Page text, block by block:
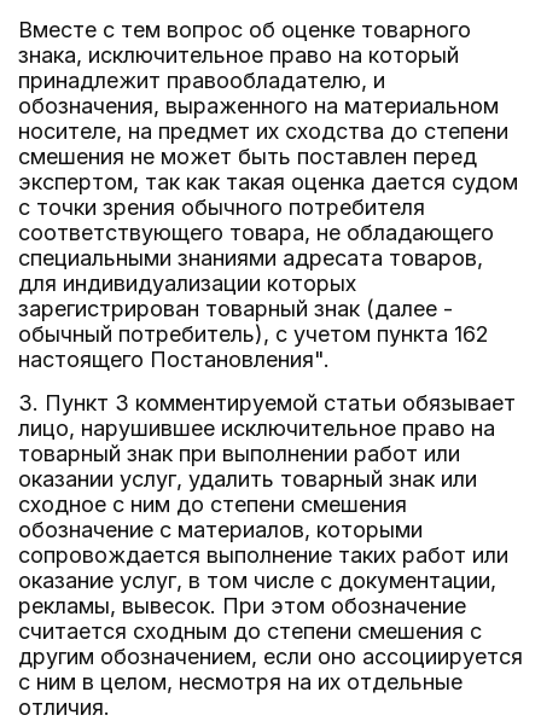
Вместе с тем вопрос об оценке товарного
знака, исключительное право на который
принадлежит правообладателю, и
обозначения, выраженного на материальном
носителе, на предмет их сходства до степени
смешения не может быть поставлен перед
экспертом, так как такая оценка дается судом
с точки зрения обычного потребителя
соответствующего товара, не обладающего
специальными знаниями адресата товаров,
для индивидуализации которых
зарегистрирован товарный знак (далее -
обычный потребитель), с учетом пункта 162
настоящего Постановления".
3. Пункт 3 комментируемой статьи обязывает
лицо, нарушившее исключительное право на
товарный знак при выполнении работ или
оказании услуг, удалить товарный знак или
сходное с ним до степени смешения
обозначение с материалов, которыми
сопровождается выполнение таких работ или
оказание услуг, в том числе с документации,
рекламы, вывесок. При этом обозначение
считается сходным до степени смешения с
другим обозначением, если оно ассоциируется
с ним в целом, несмотря на их отдельные
отличия.